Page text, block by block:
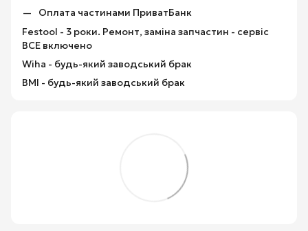
Оплата частинами ПриватБанк
Festool - 3 роки. Ремонт, заміна запчастин - сервіс
ВСЕ включено
Wiha - будь-який заводський брак
BMI - будь-який заводський брак